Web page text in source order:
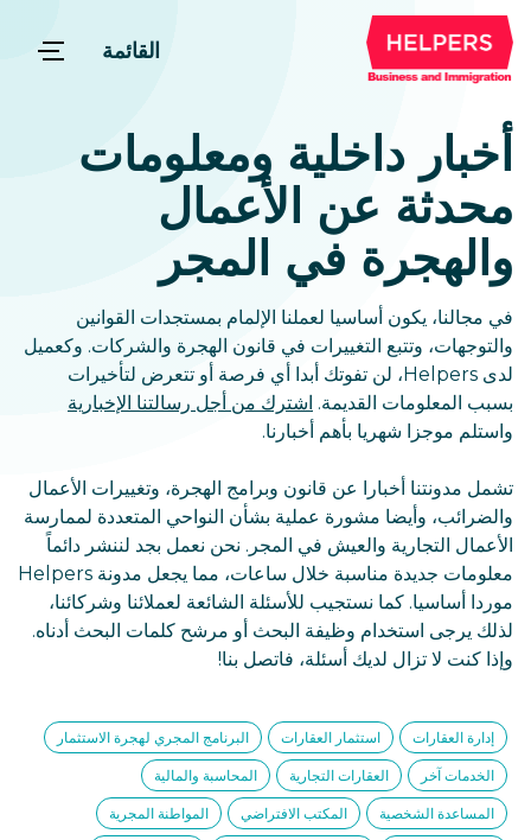
القائمة
أخبار داخلية ومعلومات
محدثة عن الأعمال
والهجرة في المجر
في مجالنا، يكون أساسيا لعملنا الإلمام بمستجدات القوانين
والتوجهات، وتتبع التغييرات في قانون الهجرة والشركات. وكعميل
لدى Helpers، لن تفوتك أبدا أي فرصة أو تتعرض لتأخيرات
بسبب المعلومات القديمة. اشترك من أجل رسالتنا الإخبارية
واستلم موجزا شهريا بأهم أخبارنا.
تشمل مدونتنا أخبارا عن قانون وبرامج الهجرة، وتغييرات الأعمال
والضرائب، وأيضا مشورة عملية بشأن النواحي المتعددة لممارسة
الأعمال التجارية والعيش في المجر. نحن نعمل بجد لننشر دائماً
معلومات جديدة مناسبة خلال ساعات، مما يجعل مدونة Helpers
موردا أساسيا. كما نستجيب للأسئلة الشائعة لعملائنا وشركائنا،
لذلك يرجى استخدام وظيفة البحث أو مرشح كلمات البحث أدناه.
وإذا كنت لا تزال لديك أسئلة، فاتصل بنا!
إدارة العقارات استثمار العقارات البرنامج المجري لهجرة الاستثمار
الخدمات آخر العقارات التجارية المحاسبة والمالية
المساعدة الشخصية المكتب الافتراضي المواطنة المجرية